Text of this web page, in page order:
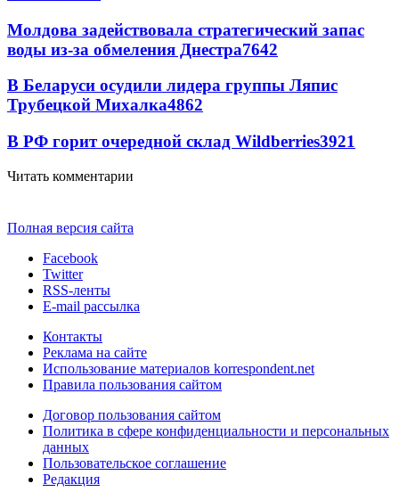
Молдова задействовала стратегический запас
воды из-за обмеления Днестра7642
В Беларуси осудили лидера группы Ляпис
Трубецкой Михалка4862
В РФ горит очередной склад Wildberries3921
Читать комментарии
Полная версия сайта
Facebook
Twitter
RSS-ленты
E-mail рассылка
Контакты
Реклама на сайте
Использование материалов korrespondent.net
Правила пользования сайтом
Договор пользования сайтом
Политика в сфере конфиденциальности и персональных
данных
Пользовательское соглашение
Редакция